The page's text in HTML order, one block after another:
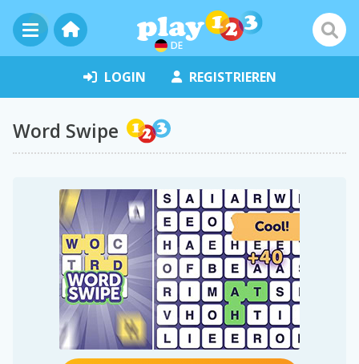
DE
LOGIN REGISTRIEREN
Word Swipe